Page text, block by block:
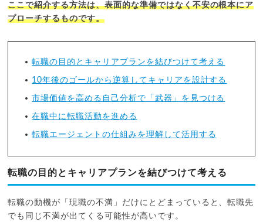
ここで紹介する方法は、表面的な準備ではなく不安の根本にア
プローチするものです。
転職の目的とキャリアプランを結びつけて考える
10年後のゴールから逆算してキャリアを設計する
市場価値を高める自己分析で「武器」を見つける
在職中に転職活動を進める
転職エージェントの仕組みを理解して活用する
転職の目的とキャリアプランを結びつけて考える
転職の動機が「現職の不満」だけにとどまっていると、転職先
でも同じ不満が出てくる可能性が高いです。